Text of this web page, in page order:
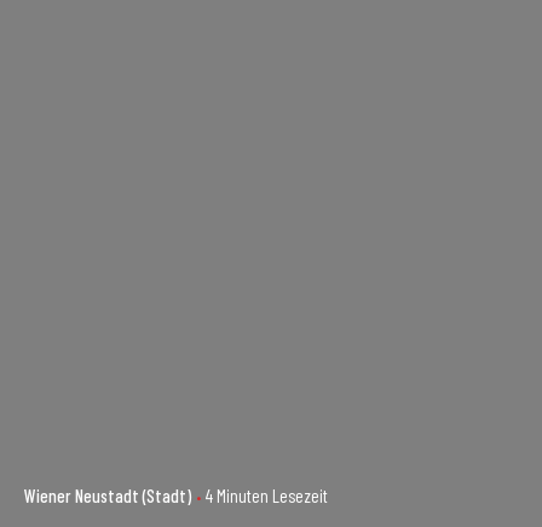
Wiener Neustadt (Stadt) 4 Minuten Lesezeit